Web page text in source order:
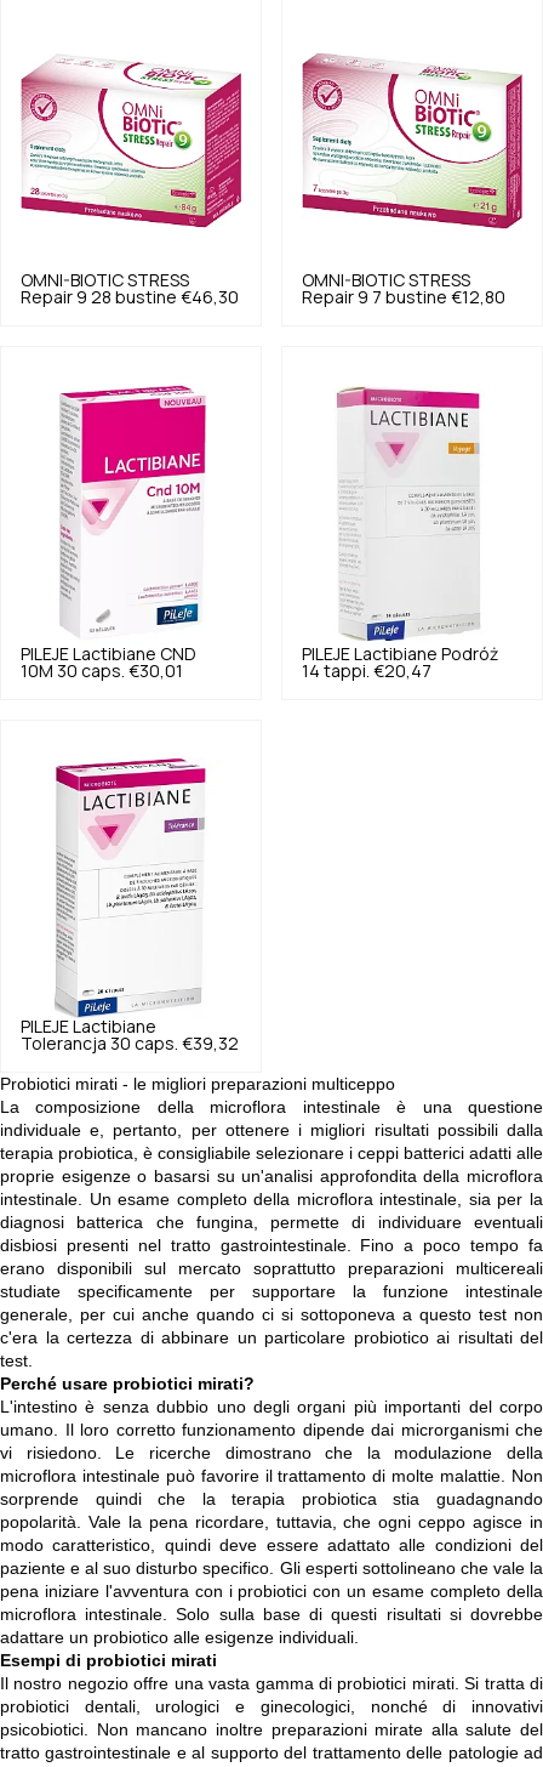
OMNI-BIOTIC STRESS
Repair 9 28 bustine €46,30
OMNI-BIOTIC STRESS
Repair 9 7 bustine €12,80
PILEJE Lactibiane CND
10M 30 caps. €30,01
PILEJE Lactibiane Podróż
14 tappi. €20,47
PILEJE
Lactibiane
Tolerancja 30 caps. €39,32
Probiotici mirati - le migliori preparazioni multiceppo
La composizione della microflora intestinale è una questione
individuale e, pertanto, per ottenere i migliori risultati possibili dalla
terapia probiotica, è consigliabile selezionare i ceppi batterici adatti alle
proprie esigenze o basarsi su un'analisi approfondita della microflora
intestinale. Un esame completo della microflora intestinale, sia per la
diagnosi batterica che fungina, permette di individuare eventuali
disbiosi presenti nel tratto gastrointestinale. Fino a poco tempo fa
erano disponibili sul mercato soprattutto preparazioni multicereali
studiate specificamente per supportare la funzione intestinale
generale, per cui anche quando ci si sottoponeva a questo test non
c'era la certezza di abbinare un particolare probiotico ai risultati del
test.
Perché usare probiotici mirati?
L'intestino è senza dubbio uno degli organi più importanti del corpo
umano. Il loro corretto funzionamento dipende dai microrganismi che
vi risiedono. Le ricerche dimostrano che la modulazione della
microflora intestinale può favorire il trattamento di molte malattie. Non
sorprende quindi che la terapia probiotica stia guadagnando
popolarità. Vale la pena ricordare, tuttavia, che ogni ceppo agisce in
modo caratteristico, quindi deve essere adattato alle condizioni del
paziente e al suo disturbo specifico. Gli esperti sottolineano che vale la
pena iniziare l'avventura con i probiotici con un esame completo della
microflora intestinale. Solo sulla base di questi risultati si dovrebbe
adattare un probiotico alle esigenze individuali.
Esempi di probiotici mirati
Il nostro negozio offre una vasta gamma di probiotici mirati. Si tratta di
probiotici dentali, urologici e ginecologici, nonché di innovativi
psicobiotici. Non mancano inoltre preparazioni mirate alla salute del
tratto gastrointestinale e al supporto del trattamento delle patologie ad